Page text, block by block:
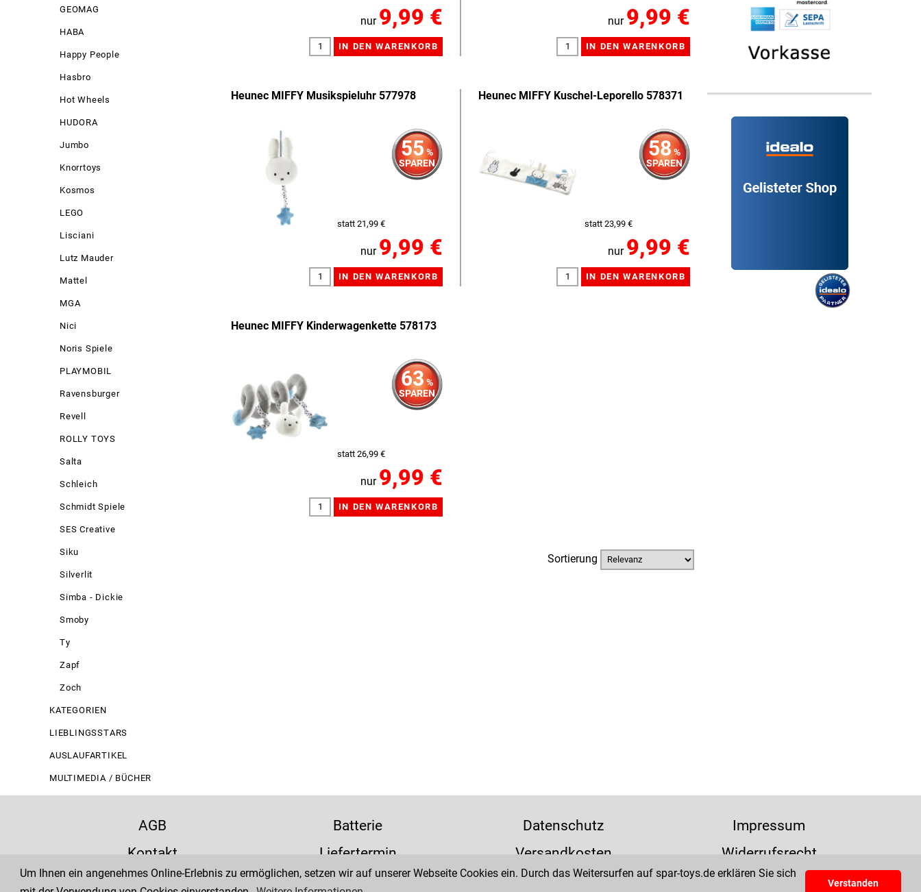
Um Ihnen ein angenehmes Online-Erlebnis zu ermöglichen, setzen wir auf unserer Webseite Cookies ein. Durch das Weitersurfen auf spar-toys.de erklären Sie sich
Verstanden
GEOMAG
HABA
Happy People
Hasbro
Hot Wheels
HUDORA
Jumbo
Knorrtoys
Kosmos
LEGO
Lisciani
Lutz Mauder
Mattel
MGA
Nici
Noris Spiele
PLAYMOBIL
Ravensburger
Revell
ROLLY TOYS
Salta
Schleich
Schmidt Spiele
SES Creative
Siku
Silverlit
Simba - Dickie
Smoby
Ty
Zapf
Zoch
KATEGORIEN
LIEBLINGSSTARS
AUSLAUFARTIKEL
MULTIMEDIA / BÜCHER
nur 9,99 € nur 9,99 €
Heunec MIFFY Musikspieluhr 577978
55 %
SPAREN
statt 21,99 €
nur 9,99 €
Heunec MIFFY Kuschel-Leporello 578371
58 %
SPAREN
statt 23,99 €
nur 9,99 €
Heunec MIFFY Kinderwagenkette 578173
63 %
SPAREN
statt 26,99 €
nur 9,99 €
Sortierung
AGB Batterie Datenschutz
Impressum
Kontakt
Liefertermin Versandkosten
Widerrufsrecht
Zahlung